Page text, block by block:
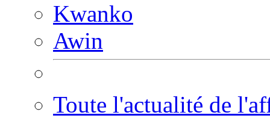
Kwanko
Awin
Toute l'actualité de